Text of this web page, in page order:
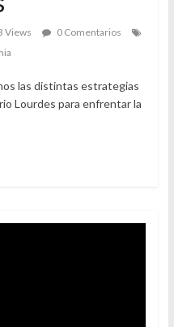
Views
0 Comentarios
las distintas estrategias
Lourdes para enfrentar la